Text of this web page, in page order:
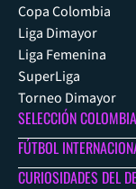
Copa Colombia
Liga Dimayor
Liga Femenina
SuperLiga
Torneo Dimayor
SELECCIÓN COLOMBIA
FÚTBOL
CURIOSIDADES DEL